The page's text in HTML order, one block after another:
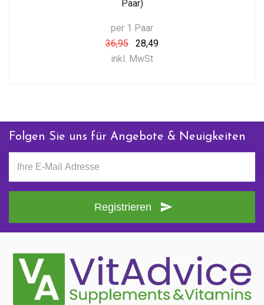
Paar)
per 1 Paar
36,95
28,49
inkl. MwSt
Folgen Sie uns für Angebote & Neuigkeiten
Registrieren